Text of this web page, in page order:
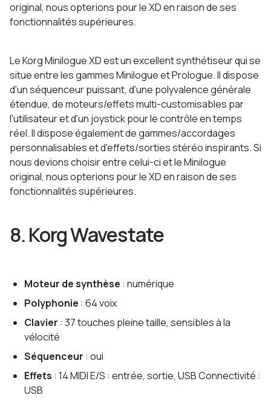
original, nous opterions pour le XD en raison de ses
fonctionnalités supérieures.
Le Korg Minilogue XD est un excellent synthétiseur qui se
situe entre les gammes Minilogue et Prologue. Il dispose
d'un séquenceur puissant, d'une polyvalence générale
étendue, de moteurs/effets multi-customisables par
l'utilisateur et d'un joystick pour le contrôle en temps
réel. Il dispose également de gammes/accordages
personnalisables et d'effets/sorties stéréo inspirants. Si
nous devions choisir entre celui-ci et le Minilogue
original, nous opterions pour le XD en raison de ses
fonctionnalités supérieures.
8. Korg Wavestate
Moteur de synthèse : numérique
Polyphonie : 64 voix
Clavier : 37 touches pleine taille, sensibles à la
vélocité
Séquenceur : oui
Effets : 14 MIDI E/S : entrée, sortie, USB Connectivité :
USB